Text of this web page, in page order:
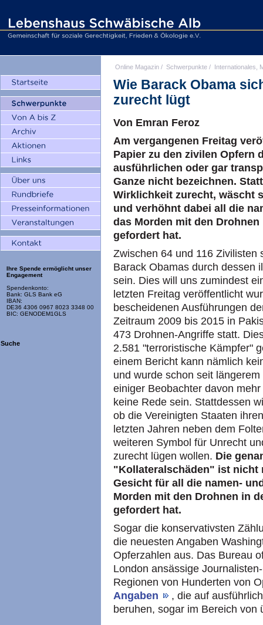
Ihre Spende ermöglicht unser
Engagement
Spendenkonto:
Bank: GLS Bank eG
IBAN:
DE36 4306 0967 8023 3348 00
BIC: GENODEM1GLS
Suche
Online Magazin / Schwerpunkte / Internationales,
Wie Barack Obama
zurecht lügt
Von Emran Feroz
Am vergangenen Freitag
Papier zu den zivilen Opfern
ausführlichen oder gar
Ganze nicht bezeichnen.
Wirklichkeit zurecht, wäscht
und verhöhnt dabei all die
das Morden mit den
gefordert hat.
Zwischen 64 und 116 Zivilisten
Barack Obamas durch dessen
sein. Dies will uns zumindest
letzten Freitag veröffentlicht
bescheidenen Ausführungen
Zeitraum 2009 bis 2015 in
473 Drohnen-Angriffe statt.
2.581 "terroristische Kämpfer"
einem Bericht kann nämlich
und wurde schon seit
einiger Beobachter davon
keine Rede sein. Stattdessen
ob die Vereinigten Staaten
letzten Jahren neben dem
weiteren Symbol für Unrecht
zurecht lügen wollen. Die
"Kollateralschäden" ist nicht
Gesicht für all die namen-
Morden mit den Drohnen in
gefordert hat.
Sogar die konservativsten
die neuesten Angaben
Opferzahlen aus. Das Bureau
London ansässige
Regionen von Hunderten von
Angaben
, die auf
beruhen, sogar im Bereich